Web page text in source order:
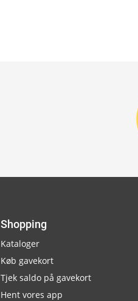
Shopping
Kataloger
Køb gavekort
Tjek saldo på gavekort
Hent vores app